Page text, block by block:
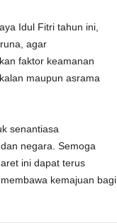
Idul Fitri tahun ini,
agar
faktor keamanan
maupun asrama
senantiasa
negara. Semoga
ini dapat terus
kemajuan bagi